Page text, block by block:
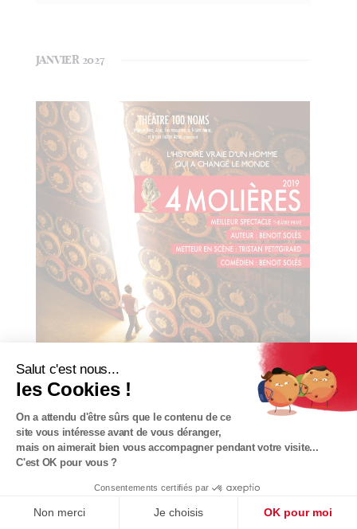
JANVIER 2027
CRÉATION THÉÂTRE 100 NOMS
Salut c'est nous...
les Cookies !
On a attendu d'être sûrs que le contenu de ce
site vous intéresse avant de vous déranger,
mais on aimerait bien vous accompagner pendant votre visite...
C'est OK pour vous ?
Consentements certifiés par
Non merci Je choisis OK pour moi